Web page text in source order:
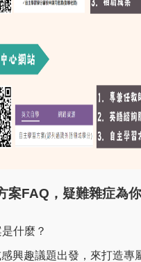
案FAQ，疑難雜症為
什麼？
感興趣議題出發，來打造專